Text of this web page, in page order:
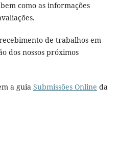
como as informações
de trabalhos em
dos nossos próximos
a guia Submissões Online da